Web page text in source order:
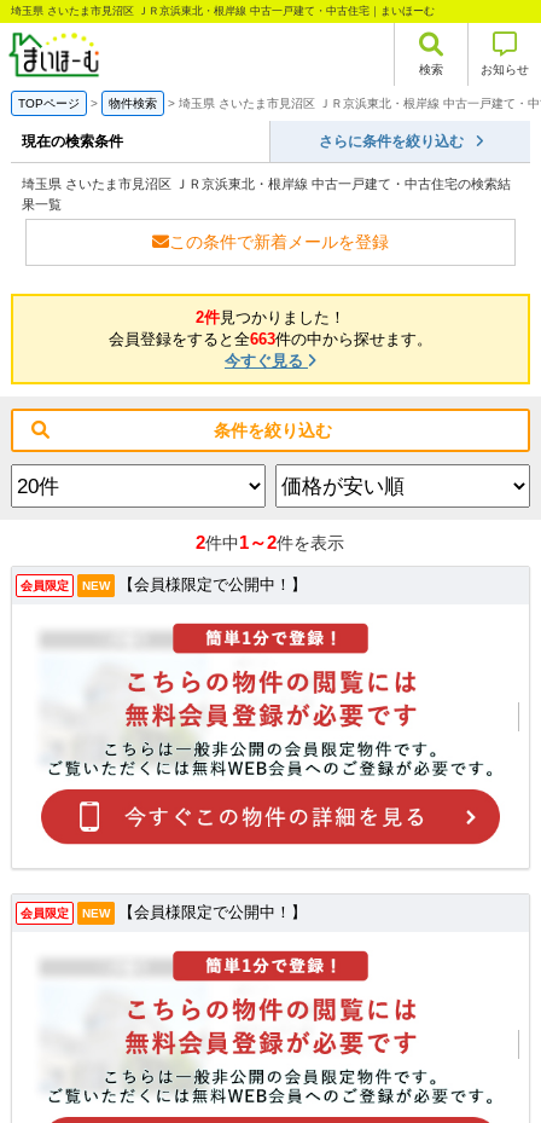
埼玉県 さいたま市見沼区 ＪＲ京浜東北・根岸線 中古一戸建て・中古住宅｜まいほーむ
検索 お知らせ
TOPページ 物件検索 埼玉県 さいたま市見沼区 ＪＲ京浜東北・根岸線 中古一戸建て・
現在の検索条件 さらに条件を絞り込む
埼玉県 さいたま市見沼区 ＪＲ京浜東北・根岸線 中古一戸建て・中古住宅の検索結
果一覧
この条件で新着メールを登録
2件見つかりました！
会員登録をすると全663件の中から探せます。
今すぐ見る
条件を絞り込む
2件中1～2件を表示
会員限定 NEW 【会員様限定で公開中！】
会員限定 NEW 【会員様限定で公開中！】